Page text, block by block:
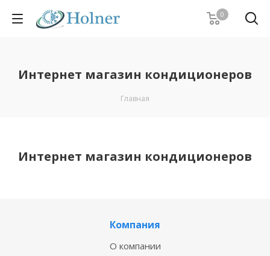
0
Интернет магазин кондиционеров
Главная
Интернет магазин кондиционеров
Компания
О компании